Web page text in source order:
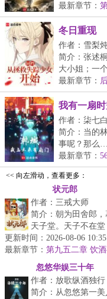
的...
最新章节：
冬日重现
作者：雪梨
简介：张述
大小姐；一
杀...
最新章节：
我有一扇
作者：柒七白
简介：当的
事呢？那么
对...
最新章节：
票）
<< 向左滑动，查看更多：
状元郎
作者：三戒大师
简介：朝为田舍郎，
天子堂。天子不在堂
日宿豹房。~~~~~~唐
义父拯救了我。王守
要不是他救...
更新时间：2026-08-06
最新章节： 第九五二章 饮
忽悠华娱三十年
作者：放歌纵酒独行
简介：从忽悠第一美